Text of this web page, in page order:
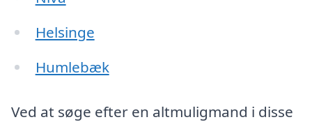
Helsinge
Humlebæk
Ved at søge efter en altmuligmand i disse